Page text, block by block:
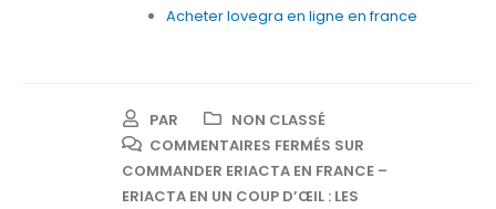
Acheter lovegra en ligne en france
PAR
NON CLASSÉ
COMMENTAIRES FERMÉS SUR
COMMANDER ERIACTA EN FRANCE –
ERIACTA EN UN COUP D’ŒIL : LES